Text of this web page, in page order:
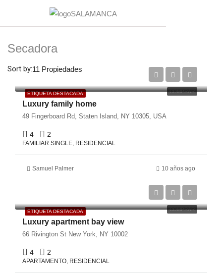
Secadora
11 Propiedades
Sort by:
ETIQUETA DESTACADA COMPRAR
€6,500/Sqft
Luxury family home
49 Fingerboard Rd, Staten Island, NY 10305, USA
4 2
FAMILIAR SINGLE, RESIDENCIAL
Samuel Palmer 10 años ago
ETIQUETA DESTACADA COMPRAR
Luxury apartment bay view
66 Rivington St New York, NY 10002
4 2
APARTAMENTO, RESIDENCIAL